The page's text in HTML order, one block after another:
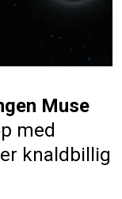
Muse
med
knaldbillig